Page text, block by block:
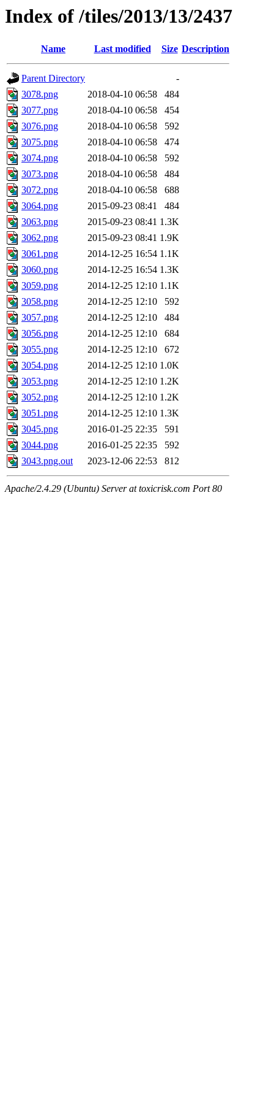
Index of /tiles/2013/13/2437
Name Last modified Size Description
Parent Directory
-
3078.png
2018-04-10 06:58
484
3077.png
2018-04-10 06:58
454
3076.png
2018-04-10 06:58
592
3075.png
2018-04-10 06:58
474
3074.png
2018-04-10 06:58
592
3073.png
2018-04-10 06:58
484
3072.png
2018-04-10 06:58
688
3064.png
2015-09-23 08:41
484
3063.png
2015-09-23 08:41 1.3K
3062.png
2015-09-23 08:41 1.9K
3061.png
2014-12-25 16:54 1.1K
3060.png
2014-12-25 16:54 1.3K
3059.png
2014-12-25 12:10 1.1K
3058.png
2014-12-25 12:10
592
3057.png
2014-12-25 12:10
484
3056.png
2014-12-25 12:10
684
3055.png
2014-12-25 12:10
672
3054.png
2014-12-25 12:10 1.0K
3053.png
2014-12-25 12:10 1.2K
3052.png
2014-12-25 12:10 1.2K
3051.png
2014-12-25 12:10 1.3K
3045.png
2016-01-25 22:35
591
3044.png
2016-01-25 22:35
592
3043.png.out
2023-12-06 22:53 812
Apache/2.4.29 (Ubuntu) Server at toxicrisk.com Port 80